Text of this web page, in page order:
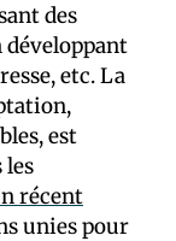
des
développant
etc. La
est
les
récent
unies pour